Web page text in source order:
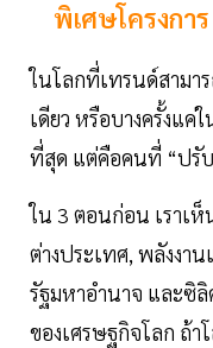
พิเศษโครงกา
ในโลกที่เทรนด์สามา
เดียว หรือบางครั้งแค่
ที่สุด แต่คือคนที่ “ปรับ
ใน 3 ตอนก่อน เราเห็
ต่างประเทศ, พลังงา
รัฐมหาอำนาจ และซิ
ของเศรษฐกิจโลก ถ้